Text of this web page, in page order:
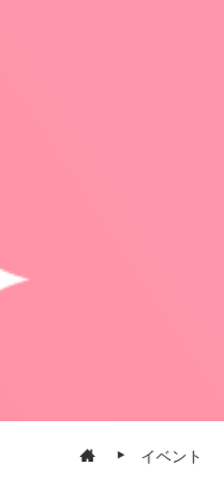
イベント